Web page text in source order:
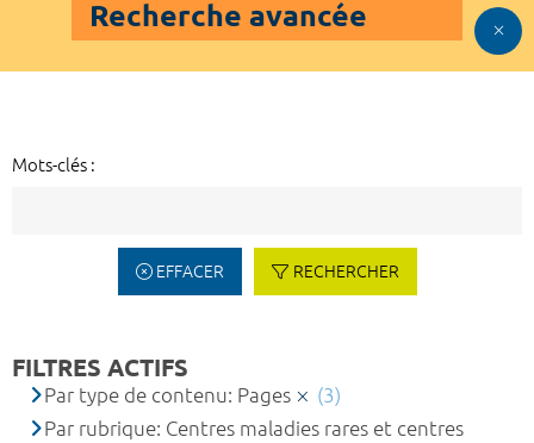
Recherche avancée
Mots-clés :
EFFACER RECHERCHER
FILTRES ACTIFS
Par type de contenu: Pages
(3)
Par rubrique: Centres maladies rares et centres